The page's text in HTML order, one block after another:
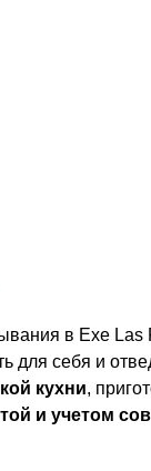
в Exe Las
для себя и
кухни,
и учетом